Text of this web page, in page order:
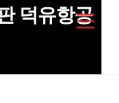
덕유항공